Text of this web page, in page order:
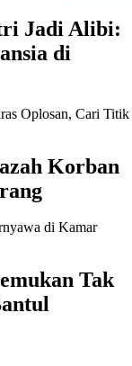
Jadi Alibi:
di
Korban
Tak